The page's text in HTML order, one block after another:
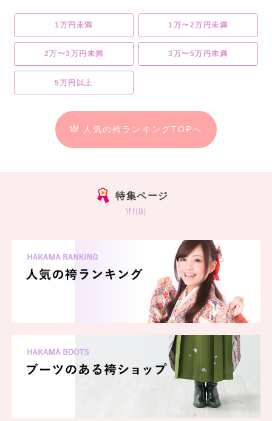
1万円未満 1万〜2万円未満
2万〜3万円未満 3万〜5万円未満
5万円以上
人気の袴ランキングTOPへ
特集ページ
special